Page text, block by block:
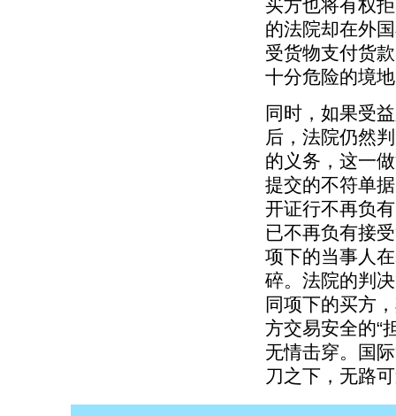
买方也将有权
的法院却在外
受货物支付货
十分危险的境
同时，如果受
后，法院仍然
的义务，这一
提交的不符单
开证行不再负
已不再负有接
项下的当事人
碎。法院的判
同项下的买方
方交易安全的“
无情击穿。国
刀之下，无路